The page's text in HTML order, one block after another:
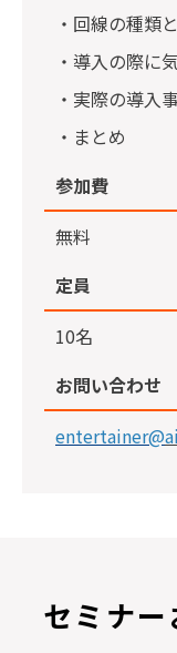
・回線の種類
・導入の際に
・実際の導入
・まとめ
参加費
無料
定員
10名
お問い合わせ
entertainer@
セミナ